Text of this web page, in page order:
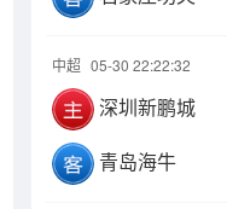
中超 05-30 22:22:32
深圳新鹏城
青岛海牛